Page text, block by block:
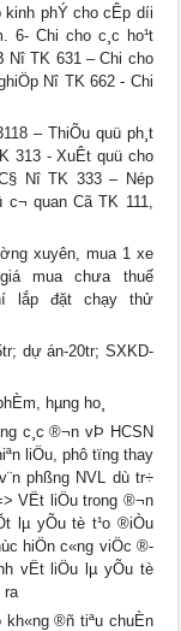
phÝ cho cÊp d­íi
6- Chi cho c¸c ho¹t
Nî TK 631 – Chi cho
Nî TK 662 - Chi
– ThiÕu quü ph¸t
313 - XuÊt quü cho
Nî TK 333 – Nép
quan Cã TK 111,
xuyên, mua 1 xe
mua chưa thuế
lắp đặt chạy thử
dự án-20tr; SXKD-
hµng ho¸
c¸c ®¬n vÞ HCSN
liÖu, phô tïng thay
phßng NVL dù tr÷
VËt liÖu trong ®¬n
lµ yÕu tè t¹o ®iÒu
hiÖn c«ng viÖc ®­
vËt liÖu lµ yÕu tè
ra
kh«ng ®ñ tiªu chuÈn